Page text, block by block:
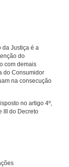
da Justiça é a
do
com demais
do Consumidor
na consecução
no artigo 4º,
III do Decreto